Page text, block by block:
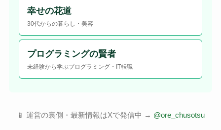
幸せの花道
30代からの暮らし・美容
プログラミングの賢者
未経験から学ぶプログラミング・IT転職
📱 運営の裏側・最新情報はXで発信中 → @ore_chusotsu